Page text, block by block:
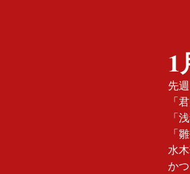
1
先
「
「
「
水
か